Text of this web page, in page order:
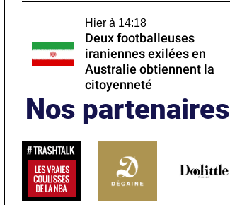
Hier à 14:18
Deux footballeuses
iraniennes exilées en
Australie obtiennent la
citoyenneté
Nos partenaires